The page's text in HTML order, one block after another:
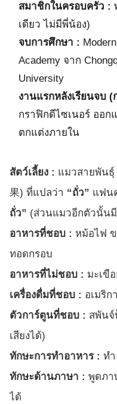
สมาชิกในครอบครัว :
เดียว ไม่มีพี่น้อง)
จบการศึกษา :
Academy จาก
University
งานแรกหลังเรียนจบ (
กราฟิกดีไซเนอร์ ออก
ตกแต่งภายใน
สัตว์เลี้ยง : แมวสายพันธุ์
果) ที่แปลว่า “ถั่ว” แฟน
ถั่ว” (ส่วนแมวอีกตัวนั้น
อาหารที่ชอบ : หม้อไฟ
ทอดกรอบ
อาหารที่ไม่ชอบ : มะเขื
เครื่องดื่มที่ชอบ : อเมริก
ตัวการ์ตูนที่ชอบ : สพันจ์
เสียงได้)
ทักษะการทำอาหาร : ทำ
ทักษะด้านภาษา : พูดภา
ได้